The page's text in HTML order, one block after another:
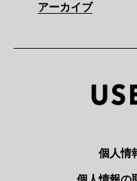
アーカイブ
個人情